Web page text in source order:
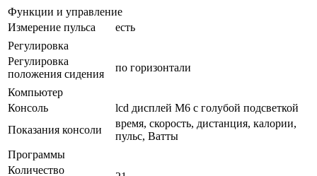
Функции и управление
Измерение пульса
есть
Регулировка
Регулировка
положения сидения
по горизонтали
Компьютер
Консоль
lcd дисплей М6 с голубой подсветкой
Показания консоли
время, скорость, дистанция, калории,
пульс, Ватты
Программы
Количество